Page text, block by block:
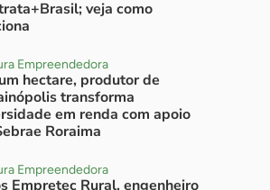
veja como
Empreendedora
hectare, produtor de
transforma
em renda com apoio
Roraima
Empreendedora
Empretec Rural, engenheiro